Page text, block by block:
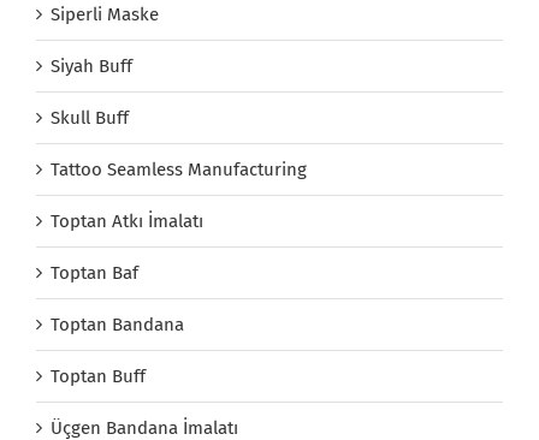
Siperli Maske
Siyah Buff
Skull Buff
Tattoo Seamless Manufacturing
Toptan Atkı İmalatı
Toptan Baf
Toptan Bandana
Toptan Buff
Üçgen Bandana İmalatı